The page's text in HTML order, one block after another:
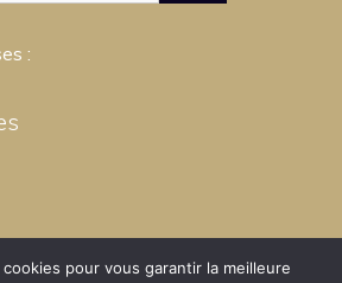
:
pour vous garantir la meilleure